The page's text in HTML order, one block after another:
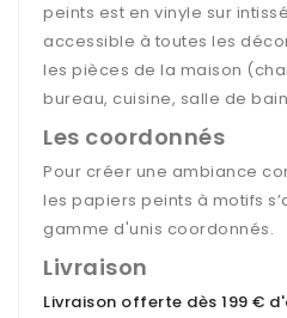
peints est en vinyle sur
accessible à toutes les
les pièces de la maison
bureau, cuisine, salle de
Les coordonnés
Pour créer une ambiance
les papiers peints à motifs
gamme d'unis coordonnés.
Livraison
Livraison offerte dès 199 €